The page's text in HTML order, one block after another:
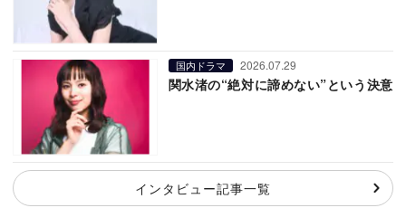
国内ドラマ 2026.07.29
関水渚の“絶対に諦めない”という決意
インタビュー記事一覧